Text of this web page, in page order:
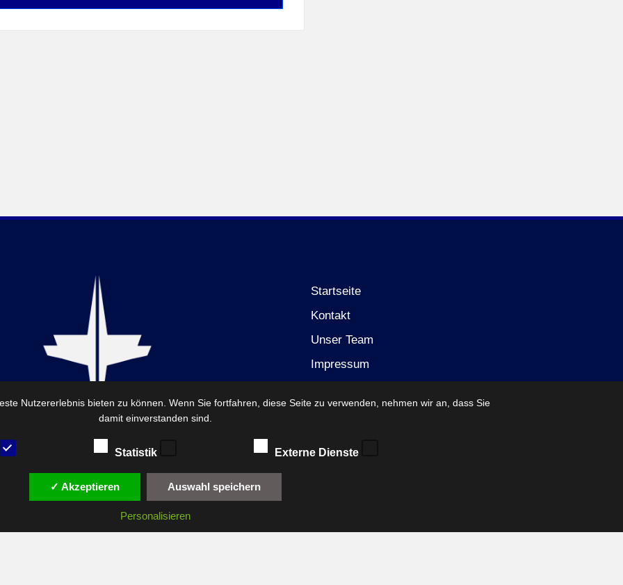
Startseite
Kontakt
Unser Team
Impressum
© 2026 — FirstReview. By FirstReview Trenkner Hess GbR
Nutzererlebnis bieten zu können. Wenn Sie fortfahren, diese Seite zu verwenden, nehmen wir an, dass Sie
damit einverstanden sind.
Statistik Externe Dienste
✓ Akzeptieren Auswahl speichern
Personalisieren